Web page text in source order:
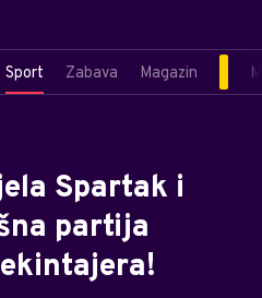
Sport Zabava Magazin
Spartak i
partija